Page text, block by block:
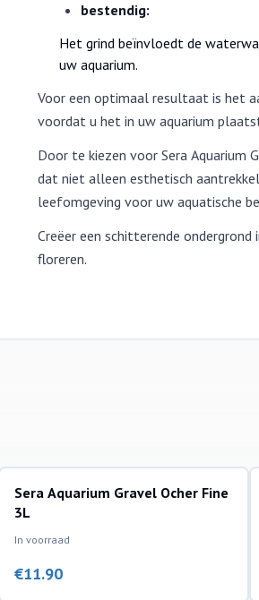
bestendig:
Het grind beïnvloedt de
uw aquarium.
Voor een optimaal resultaat is het
voordat u het in uw aquarium
Door te kiezen voor Sera Aquarium
dat niet alleen esthetisch
leefomgeving voor uw aquatische
Creëer een schitterende
floreren.
bodemmaterialen
Sera Aquarium Gravel Ocher Fine
3L
In voorraad
€11.90